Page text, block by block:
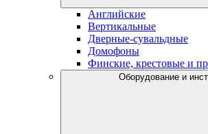
Английские
Вертикальные
Дверные-сувальдные
Домофоны
Финские, крестовые и
Оборудование и